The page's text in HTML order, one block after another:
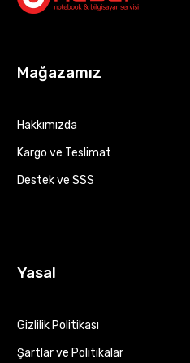
Mağazamız
Hakkımızda
Kargo ve Teslimat
Destek ve SSS
Yasal
Gizlilik Politikası
Şartlar ve Politikalar